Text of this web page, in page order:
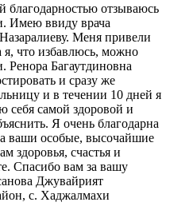
благодарностью отзываюсь
Имею ввиду врача
Меня привели
я, что избавлюсь, можно
Ренора Багаутдиновна
и сразу же
и в течении 10 дней я
себя самой здоровой и
Я очень благодарна
ваши особые, высочайшие
здоровья, счастья и
Спасибо вам за вашу
Джувайрият
с. Хаджалмахи